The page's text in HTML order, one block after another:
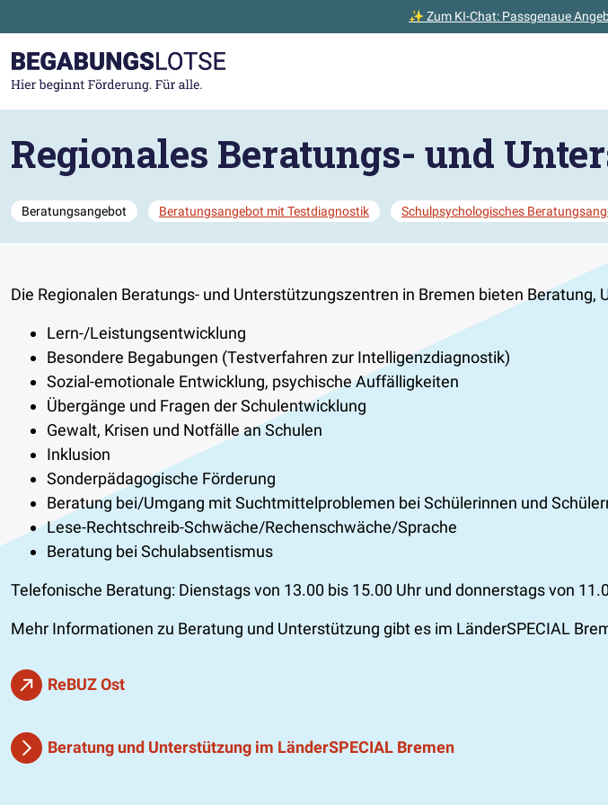
✨ Zum KI-Chat: Passgenaue
Zur Startseite gehen
Regionales Beratungs- und
Beratungsangebot Beratungsangebot mit Testdiagnostik Schulpsychologisches
Die Regionalen Beratungs- und Unterstützungszentren in Bremen bieten
Lern-/Leistungsentwicklung
Besondere Begabungen (Testverfahren zur Intelligenzdiagnostik)
Sozial-emotionale Entwicklung, psychische Auffälligkeiten
Übergänge und Fragen der Schulentwicklung
Gewalt, Krisen und Notfälle an Schulen
Inklusion
Sonderpädagogische Förderung
Beratung bei/Umgang mit Suchtmittelproblemen bei Schülerinnen und
Lese-Rechtschreib-Schwäche/Rechenschwäche/Sprache
Beratung bei Schulabsentismus
Telefonische Beratung: Dienstags von 13.00 bis 15.00 Uhr und donnerstags von
Mehr Informationen zu Beratung und Unterstützung gibt es im LänderSPECIAL
ReBUZ Ost
Beratung und Unterstützung im LänderSPECIAL Bremen